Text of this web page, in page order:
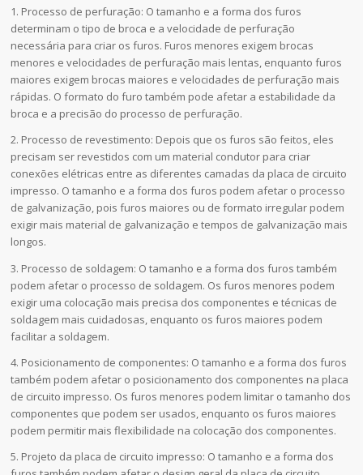
1. Processo de perfuração: O tamanho e a forma dos furos
determinam o tipo de broca e a velocidade de perfuração
necessária para criar os furos. Furos menores exigem brocas
menores e velocidades de perfuração mais lentas, enquanto furos
maiores exigem brocas maiores e velocidades de perfuração mais
rápidas. O formato do furo também pode afetar a estabilidade da
broca e a precisão do processo de perfuração.
2. Processo de revestimento: Depois que os furos são feitos, eles
precisam ser revestidos com um material condutor para criar
conexões elétricas entre as diferentes camadas da placa de circuito
impresso. O tamanho e a forma dos furos podem afetar o processo
de galvanização, pois furos maiores ou de formato irregular podem
exigir mais material de galvanização e tempos de galvanização mais
longos.
3. Processo de soldagem: O tamanho e a forma dos furos também
podem afetar o processo de soldagem. Os furos menores podem
exigir uma colocação mais precisa dos componentes e técnicas de
soldagem mais cuidadosas, enquanto os furos maiores podem
facilitar a soldagem.
4. Posicionamento de componentes: O tamanho e a forma dos furos
também podem afetar o posicionamento dos componentes na placa
de circuito impresso. Os furos menores podem limitar o tamanho dos
componentes que podem ser usados, enquanto os furos maiores
podem permitir mais flexibilidade na colocação dos componentes.
5. Projeto da placa de circuito impresso: O tamanho e a forma dos